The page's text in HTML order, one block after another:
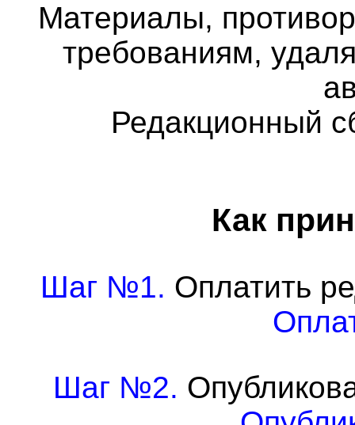
Материалы,
требованиям,
Редакционный
Как
Шаг №1. Оплатить
Шаг №2.